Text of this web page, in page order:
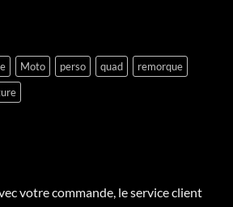
Moto perso quad
remorque
votre commande, le service client